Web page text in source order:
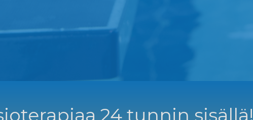
24 tunnin sisällä!